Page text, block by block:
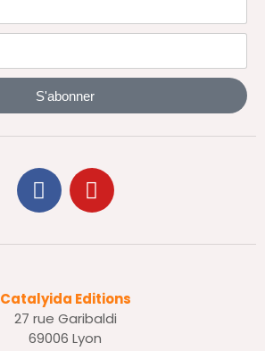
S'abonner
Catalyida Editions
27 rue Garibaldi
69006 Lyon